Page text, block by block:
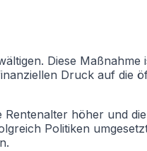
Diese Maßnahme
Druck auf die
höher und
Politiken